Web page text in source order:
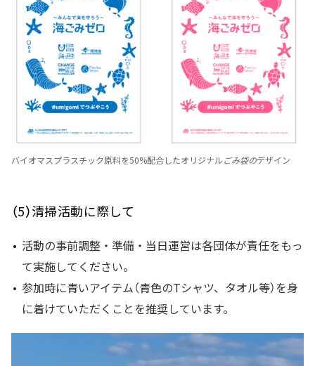
バイオマスプラスチック原料を50%配合したオリジナルごみ袋のデザイン
（5）清掃活動に際して
活動の事前調整・準備・当日運営は各団体が責任をもっ
て実施してください。
参加時に青いアイテム（青色のTシャツ、タオル等）を身
に着けていただくことを推奨しています。